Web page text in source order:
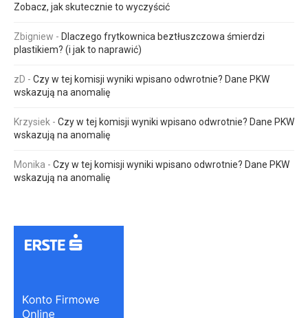
Zobacz, jak skutecznie to wyczyścić
Zbigniew - Dlaczego frytkownica beztłuszczowa śmierdzi
plastikiem? (i jak to naprawić)
zD - Czy w tej komisji wyniki wpisano odwrotnie? Dane PKW
wskazują na anomalię
Krzysiek - Czy w tej komisji wyniki wpisano odwrotnie? Dane PKW
wskazują na anomalię
Monika - Czy w tej komisji wyniki wpisano odwrotnie? Dane PKW
wskazują na anomalię